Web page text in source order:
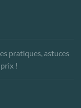
pratiques, astuces
!